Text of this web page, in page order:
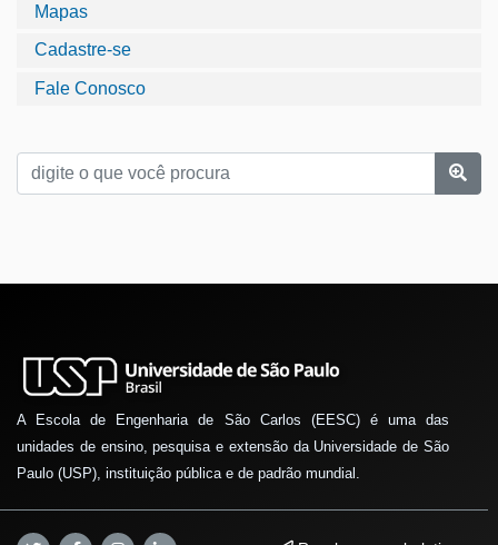
Mapas
Cadastre-se
Fale Conosco
A Escola de Engenharia de São Carlos (EESC) é uma das
unidades de ensino, pesquisa e extensão da Universidade de São
Paulo (USP), instituição pública e de padrão mundial.